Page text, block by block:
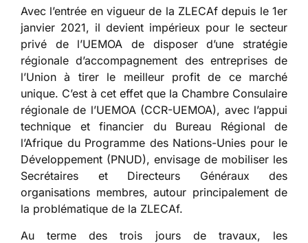
Avec l’entrée en vigueur de la ZLECAf depuis le 1er
janvier 2021, il devient impérieux pour le secteur
privé de l’UEMOA de disposer d’une stratégie
régionale d’accompagnement des entreprises de
l’Union à tirer le meilleur profit de ce marché
unique. C’est à cet effet que la Chambre Consulaire
régionale de l’UEMOA (CCR-UEMOA), avec l’appui
technique et financier du Bureau Régional de
l’Afrique du Programme des Nations-Unies pour le
Développement (PNUD), envisage de mobiliser les
Secrétaires et Directeurs Généraux des
organisations membres, autour principalement de
la problématique de la ZLECAf.
Au terme des trois jours de travaux, les